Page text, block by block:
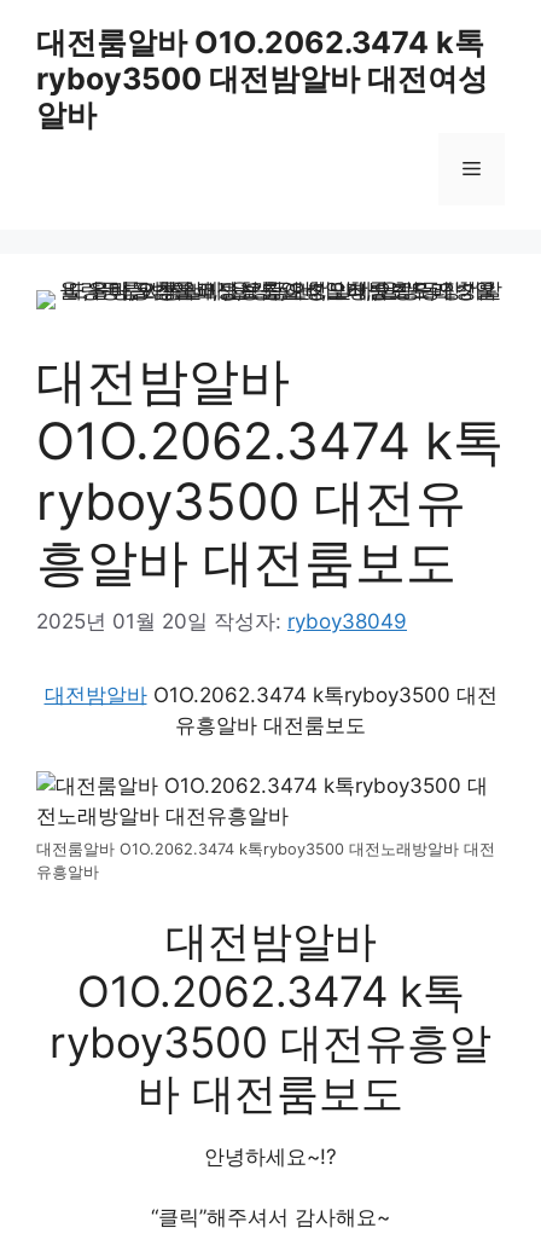
대전룸알바 O1O.2062.3474 k톡
ryboy3500 대전밤알바 대전여성
알바
메
대전밤알바
O1O.2062.3474 k톡
ryboy3500 대전유
흥알바 대전룸보도
2025년 01월 20일 작성자: ryboy38049
대전밤알바O1O.2062.3474 k톡ryboy3500 대전
유흥알바 대전룸보도
대전룸알바 O1O.2062.3474 k톡ryboy3500 대전노래방알바 대전
유흥알바
대전밤알바
O1O.2062.3474 k톡
ryboy3500 대전유흥알
바 대전룸보도
안녕하세요~!?
“클릭”해주셔서 감사해요~